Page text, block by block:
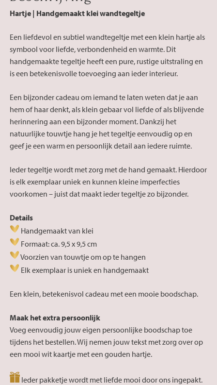
Hartje | Handgemaakt klei wandtegeltje
Een liefdevol en subtiel wandtegeltje met een klein hartje als
symbool voor liefde, verbondenheid en warmte. Dit
handgemaakte tegeltje heeft een pure, rustige uitstraling en
is een betekenisvolle toevoeging aan ieder interieur.
Een bijzonder cadeau om iemand te laten weten dat je aan
hem of haar denkt, als klein gebaar vol liefde of als blijvende
herinnering aan een bijzonder moment. Dankzij het
natuurlijke touwtje hang je het tegeltje eenvoudig op en
geef je een warm en persoonlijk detail aan iedere ruimte.
Ieder tegeltje wordt met zorg met de hand gemaakt. Hierdoor
is elk exemplaar uniek en kunnen kleine imperfecties
voorkomen – juist dat maakt ieder tegeltje zo bijzonder.
Details
Handgemaakt van klei
Formaat: ca. 9,5 x 9,5 cm
Voorzien van touwtje om op te hangen
Elk exemplaar is uniek en handgemaakt
Een klein, betekenisvol cadeau met een mooie boodschap.
Maak het extra persoonlijk
Voeg eenvoudig jouw eigen persoonlijke boodschap toe
tijdens het bestellen. Wij nemen jouw tekst met zorg over op
een mooi wit kaartje met een gouden hartje.
Ieder pakketje wordt met liefde mooi door ons ingepakt.